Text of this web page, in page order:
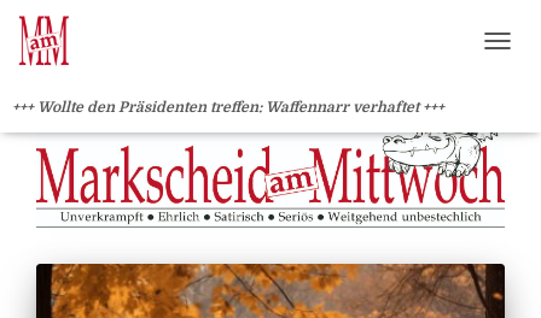
+++ Wollte den Präsidenten treffen: Waffennarr verhaftet +++